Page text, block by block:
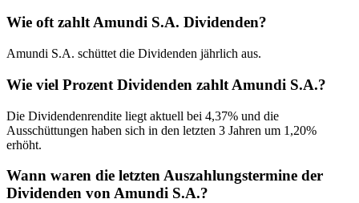
Wie oft zahlt Amundi S.A. Dividenden?
Amundi S.A. schüttet die Dividenden jährlich aus.
Wie viel Prozent Dividenden zahlt Amundi S.A.?
Die Dividendenrendite liegt aktuell bei 4,37% und die
Ausschüttungen haben sich in den letzten 3 Jahren um 1,20%
erhöht.
Wann waren die letzten Auszahlungstermine der
Dividenden von Amundi S.A.?